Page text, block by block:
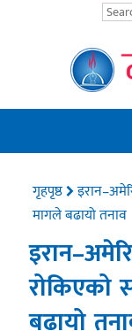
गृहपृष्ठ
मागले बढायो तनाव
रोकिएको